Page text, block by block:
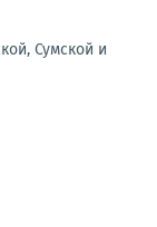
Сумской и